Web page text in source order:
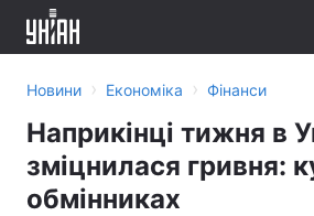
Новини › Економіка › Фінанси
Наприкінці тижня в
зміцнилася гривня:
обмінниках